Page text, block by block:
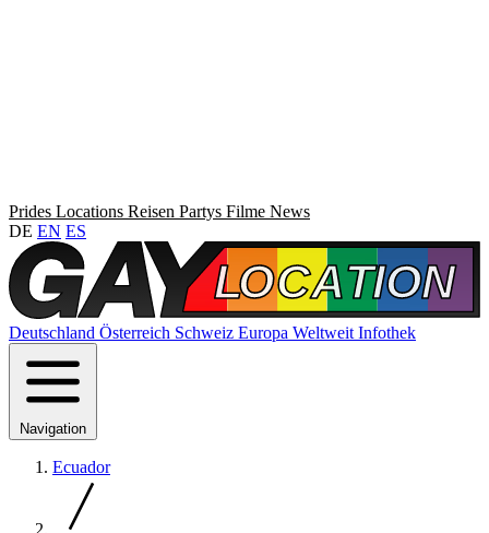
Prides Locations Reisen Partys Filme News
DE EN ES
Deutschland Österreich Schweiz Europa Weltweit Infothek
Navigation
Ecuador